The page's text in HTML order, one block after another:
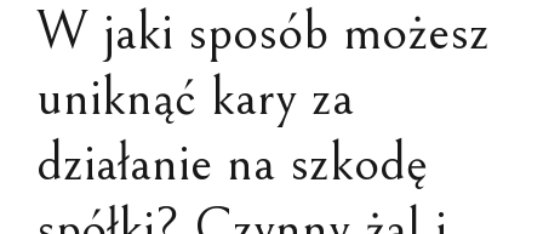
W jaki sposób możesz
uniknąć kary za
działanie na szkodę